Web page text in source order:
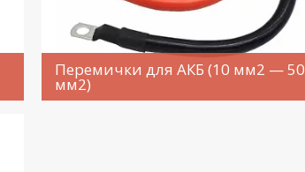
Перемички для АКБ (10 мм2 — 50
мм2)